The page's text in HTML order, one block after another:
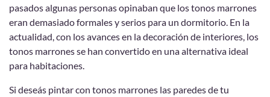
pasados algunas personas opinaban que los tonos marrones
eran demasiado formales y serios para un dormitorio. En la
actualidad, con los avances en la decoración de interiores, los
tonos marrones se han convertido en una alternativa ideal
para habitaciones.
Si deseás pintar con tonos marrones las paredes de tu